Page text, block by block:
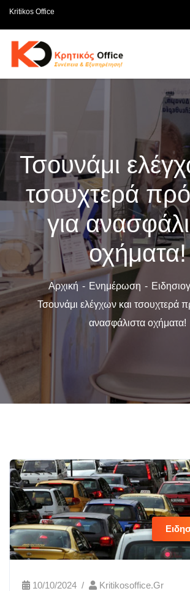
Kritikos Office
Τσουνάμι
τσουχτερά
για
οχήματα!
Αρχική Ενημέρωση
Τσουνάμι ελέγχων και τσουχτερά
ανασφάλιστα οχήματα!
10/10/2024 Kritikosoffice.gr